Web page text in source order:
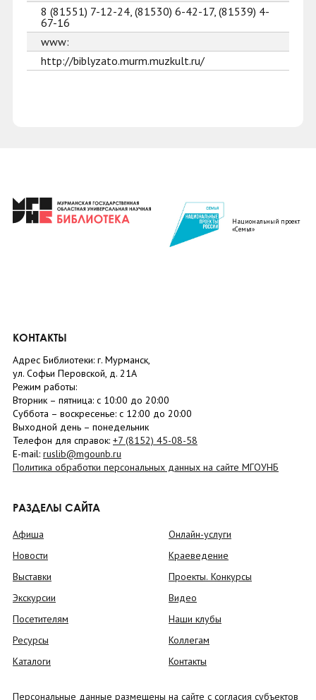
8 (81551) 7-12-24, (81530) 6-42-17, (81539) 4-
67-16
www:
http://biblyzato.murm.muzkult.ru/
Национальный проект
«Семья»
КОНТАКТЫ
Адрес Библиотеки: г. Мурманск,
ул. Софьи Перовской, д. 21А
Режим работы:
Вторник – пятница: с 10:00 до 20:00
Суббота – воскресенье: c 12:00 до 20:00
Выходной день – понедельник
Телефон для справок: +7 (8152) 45-08-58
E-mail: ruslib@mgounb.ru
Политика обработки персональных данных на сайте МГОУНБ
РАЗДЕЛЫ САЙТА
Афиша
Новости
Выставки
Экскурсии
Посетителям
Ресурсы
Каталоги
Онлайн-услуги
Краеведение
Проекты. Конкурсы
Видео
Наши клубы
Коллегам
Контакты
Персональные данные размещены на сайте с согласия субъектов